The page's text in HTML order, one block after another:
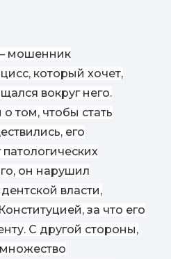
мошенник
который хочет,
вокруг него.
том, чтобы стать
его
он нарушил
власти,
за что его
С другой стороны,